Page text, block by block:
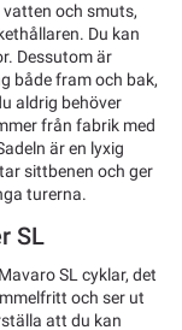
och smuts,
Du kan
Dessutom är
både fram och bak,
aldrig behöver
från fabrik med
är en lyxig
sittbenen och ger
turerna.
SL
SL cyklar, det
och ser ut
att du kan